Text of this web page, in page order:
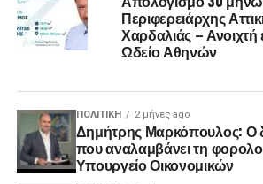
Περιφερειάρχης
Χαρδαλιάς –
Ωδείο Αθηνών
ΠΟΛΙΤΙΚΉ 2 μήνες ago
Δημήτρης Μαρκόπουλος: Ο
που αναλαμβάνει τη
Υπουργείο Οικονομικών